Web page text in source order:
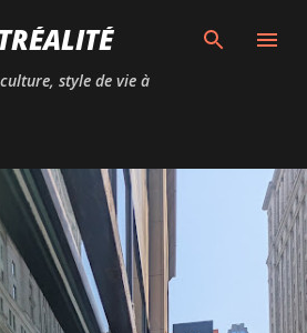
au contenu principal
style de vie à